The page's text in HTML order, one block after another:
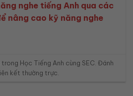
nghe tiếng Anh qua các
nâng cao kỹ năng nghe
trong Học Tiếng Anh cùng SEC . Đánh
kết thường trực